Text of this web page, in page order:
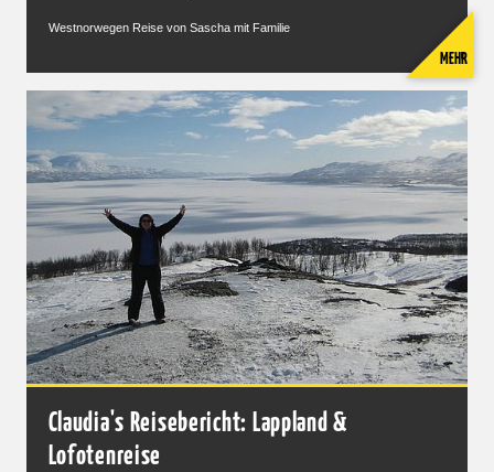
Westnorwegen Reise von Sascha mit Familie
MEHR
Claudia's Reisebericht: Lappland &
Lofotenreise